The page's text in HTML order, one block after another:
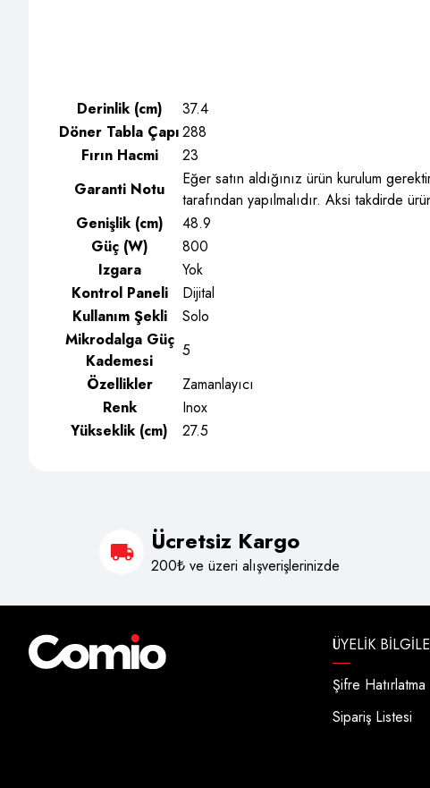
Derinlik (cm)
37.4
Döner Tabla Çapı288
Fırın Hacmi
23
Garanti Notu
Eğer satın aldığınız ürün kurulum
tarafından yapılmalıdır. Aksi takdirde
Genişlik (cm)
48.9
Güç (W)
800
Izgara
Yok
Kontrol Paneli
Dijital
Kullanım Şekli
Solo
Mikrodalga Güç
Kademesi
5
Özellikler
Zamanlayıcı
Renk
Inox
Yükseklik (cm)
27.5
Ücretsiz Kargo
200₺ ve üzeri alışverişlerinizde
ÜYELIK
Şifre Hatırlatma
Sipariş Listesi